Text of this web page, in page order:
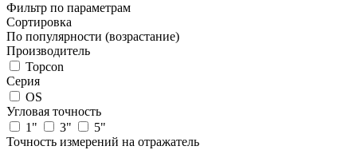
Фильтр по параметрам
Сортировка
По популярности (возрастание)
Производитель
Topcon
Серия
OS
Угловая точность
1"
3"
5"
Точность измерений на отражатель